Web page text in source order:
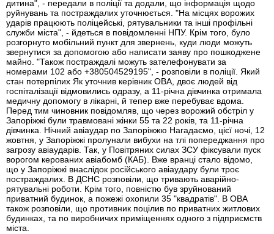
дитина", - передали в поліції та додали, що інформація щодо
руйнувань та постраждалих уточнюється. "На місцях ворожих
ударів працюють поліцейські, рятувальники та інші профільні
служби міста", - йдеться в повідомленні НПУ. Крім того, було
розгорнуто мобільний пункт для звернень, куди люди можуть
звернутися за допомогою або написати заяву про пошкоджене
майно. "Також постраждалі можуть зателефонувати за
номерами 102 або +380504529195", - розповіли в поліції. Який
стан потерпілих Як уточнив керівник ОВА, двоє людей від
госпіталізації відмовились одразу, а 11-річна дівчинка отримала
медичну допомогу в лікарні, й тепер вже перебуває вдома.
Перед тим чиновник повідомляв, що через ворожий обстріл у
Запоріжжі були травмовані жінки 55 та 22 років, та 11-річна
дівчинка. Нічний авіаудар по Запоріжжю Нагадаємо, цієї ночі, 12
жовтня, у Запоріжжі пролунали вибухи на тлі попереджання про
загрозу авіаударів. Так, у Повітряних силах ЗСУ фіксували пуск
ворогом керованих авіабомб (КАБ). Вже вранці стало відомо,
що у Запоріжжі внаслідок російського авіаудару були троє
постраждалих. В ДСНС розповіли, що тривають аварійно-
рятувальні роботи. Крім того, повністю був зруйнований
приватний будинок, а пожежі охопили 35 "квадратів". В ОВА
також розповіли, що противник поцілив по приватних житлових
будинках, та по виробничих приміщеннях одного з підприємств
міста.